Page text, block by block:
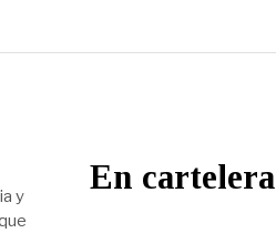
y
En cartelera